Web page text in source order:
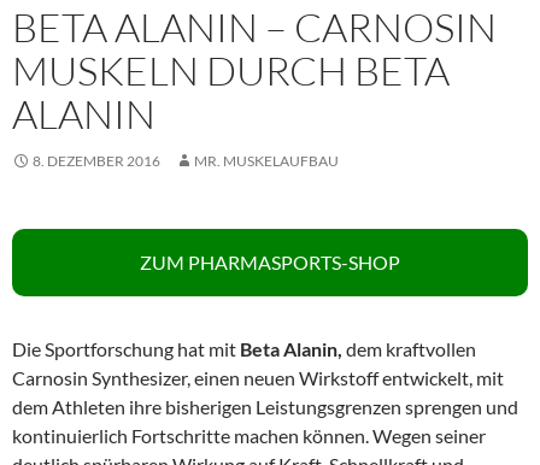
BETA ALANIN – CARNOSIN
MUSKELN DURCH BETA
ALANIN
8. DEZEMBER 2016 MR. MUSKELAUFBAU
ZUM PHARMASPORTS-SHOP
Die Sportforschung hat mit Beta Alanin dem kraftvollen
Carnosin Synthesizer, einen neuen Wirkstoff entwickelt, mit
dem Athleten ihre bisherigen Leistungsgrenzen sprengen und
kontinuierlich Fortschritte machen können. Wegen seiner